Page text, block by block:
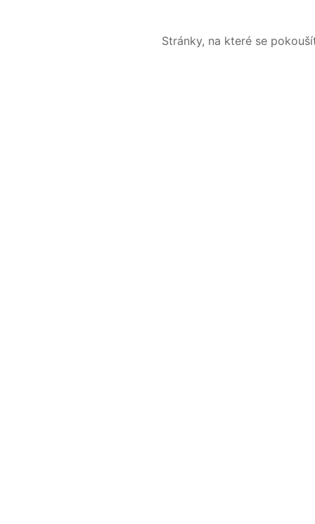
Stránky, na které se